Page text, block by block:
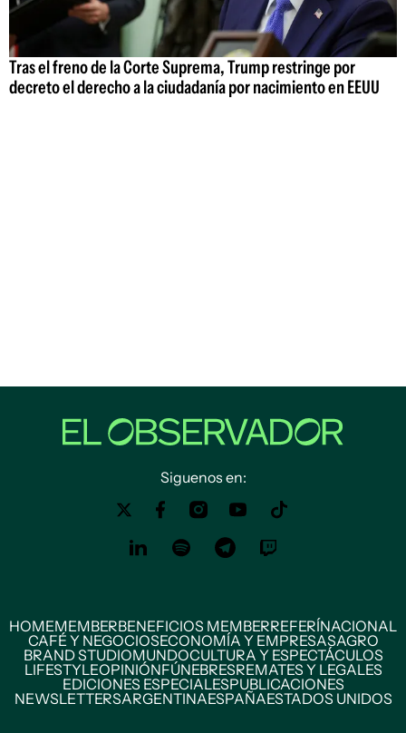
Tras el freno de la Corte Suprema, Trump restringe por
decreto el derecho a la ciudadanía por nacimiento en EEUU
Siguenos en:
HOMEMEMBERBENEFICIOS MEMBERREFERÍNACIONAL
CAFÉ Y NEGOCIOSECONOMÍA Y EMPRESASAGRO
BRAND STUDIOMUNDOCULTURA Y ESPECTÁCULOS
LIFESTYLEOPINIÓNFÚNEBRESREMATES Y LEGALES
EDICIONES ESPECIALESPUBLICACIONES
NEWSLETTERSARGENTINAESPAÑAESTADOS UNIDOS